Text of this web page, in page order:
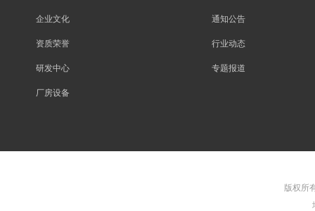
企业文化
资质荣誉
研发中心
厂房设备
通知公告
行业动态
专题报道
版权所